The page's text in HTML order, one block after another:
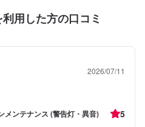
用した方の口コミ
2026/07/11
メンテナンス (警告灯・異音) 5